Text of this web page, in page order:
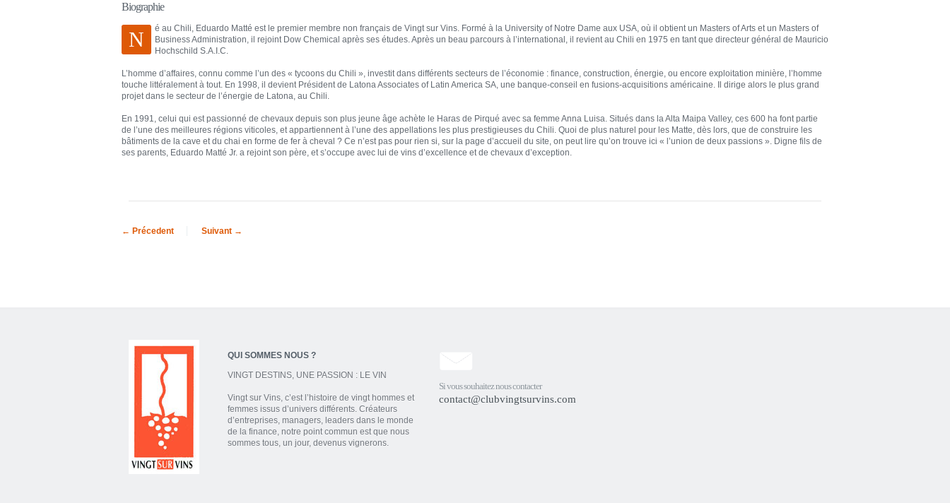
Biographie
N
é au Chili, Eduardo Matté est le premier membre non français de Vingt sur Vins. Formé à la University of Notre Dame aux USA, où il obtient un Masters of Arts et un Masters of
Business Administration, il rejoint Dow Chemical après ses études. Après un beau parcours à l’international, il revient au Chili en 1975 en tant que directeur général de Mauricio
Hochschild S.A.I.C.
L’homme d’affaires, connu comme l’un des « tycoons du Chili », investit dans différents secteurs de l’économie : finance, construction, énergie, ou encore exploitation minière, l’homme
touche littéralement à tout. En 1998, il devient Président de Latona Associates of Latin America SA, une banque-conseil en fusions-acquisitions américaine. Il dirige alors le plus grand
projet dans le secteur de l’énergie de Latona, au Chili.
En 1991, celui qui est passionné de chevaux depuis son plus jeune âge achète le Haras de Pirqué avec sa femme Anna Luisa. Situés dans la Alta Maipa Valley, ces 600 ha font partie
de l’une des meilleures régions viticoles, et appartiennent à l’une des appellations les plus prestigieuses du Chili. Quoi de plus naturel pour les Matte, dès lors, que de construire les
bâtiments de la cave et du chai en forme de fer à cheval ? Ce n’est pas pour rien si, sur la page d’accueil du site, on peut lire qu’on trouve ici « l’union de deux passions ». Digne fils de
ses parents, Eduardo Matté Jr. a rejoint son père, et s’occupe avec lui de vins d’excellence et de chevaux d’exception.
← Précedent Suivant →
QUI SOMMES NOUS ?
VINGT DESTINS, UNE PASSION : LE VIN
Vingt sur Vins, c’est l’histoire de vingt hommes et
femmes issus d’univers différents. Créateurs
d’entreprises, managers, leaders dans le monde
de la finance, notre point commun est que nous
sommes tous, un jour, devenus vignerons.
Si vous souhaitez nous contacter
contact@clubvingtsurvins.com